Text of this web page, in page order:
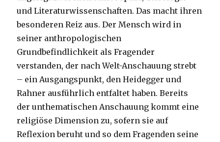
und Literaturwissenschaften. Das macht ihren
besonderen Reiz aus. Der Mensch wird in
seiner anthropologischen
Grundbefindlichkeit als Fragender
verstanden, der nach Welt-Anschauung strebt
– ein Ausgangspunkt, den Heidegger und
Rahner ausführlich entfaltet haben. Bereits
der unthematischen Anschauung kommt eine
religiöse Dimension zu, sofern sie auf
Reflexion beruht und so dem Fragenden seine